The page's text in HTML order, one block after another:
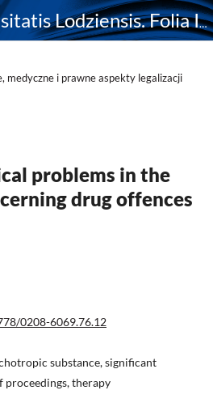
Acta Universitatis Lodziensis. Folia Iuridica
medyczne i prawne aspekty legalizacji
problems in the
drug offences
0208-6069.76.12
substance, significant
therapy